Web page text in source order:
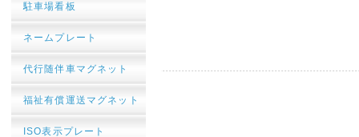
駐車場看板
ネームプレート
代行随伴車マグネット
福祉有償運送マグネット
ISO表示プレート